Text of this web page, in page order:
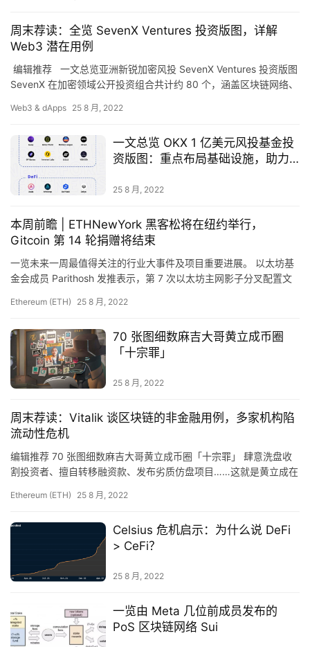
页
快
信
仰
h
r
9
9
数
常
用
工
具
推
周末荐读：全览 SevenX Ventures 投资版图，详解
Web3 潜在用例
编辑推荐 一文总览亚洲新锐加密风投 SevenX Ventures 投资版图
SevenX 在加密领域公开投资组合共计约 80 个，涵盖区块链网络、
Web3 & dApps 25 8 月, 2022
一文总览 OKX 1 亿美元风投基金投
资版图：重点布局基础设施，助力
25 8 月, 2022
本周前瞻 | ETHNewYork 黑客松将在纽约举行，
Gitcoin 第 14 轮捐赠将结束
一览未来一周最值得关注的行业大事件及项目重要进展。 以太坊基
金会成员 Parithosh 发推表示，第 7 次以太坊主网影子分叉配置文
Ethereum (ETH) 25 8 月, 2022
70 张图细数麻吉大哥黄立成币圈
「十宗罪」
25 8 月, 2022
周末荐读：Vitalik 谈区块链的非金融用例，多家机构陷
流动性危机
编辑推荐 70 张图细数麻吉大哥黄立成币圈「十宗罪」 肆意洗盘收
割投资者、擅自转移融资款、发布劣质仿盘项目……这就是黄立成在
Ethereum (ETH) 25 8 月, 2022
Celsius 危机启示：为什么说 DeFi
> CeFi？
25 8 月, 2022
一览由 Meta 几位前成员发布的
PoS 区块链网络 Sui